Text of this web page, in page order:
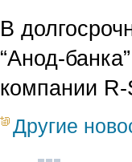
В
“Анод-
компании
Другие